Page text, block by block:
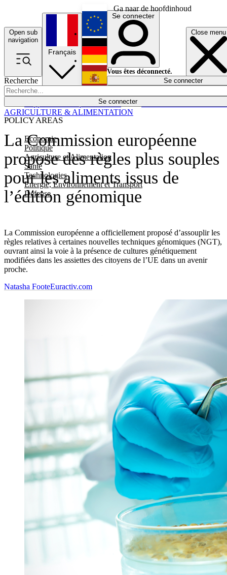
Ga naar de hoofdinhoud
Open sub
navigation
Close menu
Recherche
Se connecter
POLICY AREAS
Economie
Politique
Agriculture et Alimentation
Santé
Technologies
Energie, Environnement et Transport
Défense
Économie
Français
English
Deutsch
Español
Se connecter
Vous êtes déconnecté.
Se connecter
La Commission européenne
propose des règles plus souples
pour les aliments issus de
l’édition génomique
La Commission européenne a officiellement proposé d’assouplir les
règles relatives à certaines nouvelles techniques génomiques (NGT),
ouvrant ainsi la voie à la présence de cultures génétiquement
modifiées dans les assiettes des citoyens de l’UE dans un avenir
proche.
AGRICULTURE & ALIMENTATION
Natasha FooteEuractiv.com